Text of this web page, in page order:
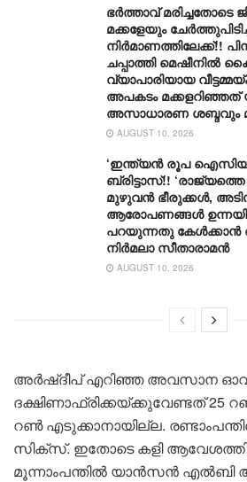
ഭർത്താവ് മരിച്ചതോടെ
മക്കളേയും
നിർമാണത്തിലേക്ക്!!
ചപ്പാത്തി മെഷീനിൽ
വ്യാപാരിയായ
അപകടം മക്കളറിഞ്ഞത്
അസാധാരണ ശബ്ദവും
AUGUST 10, 2026
‘ഇന്ത്യൻ രൂപ
ബ്രിട്ടാസ്!!
മുഴുവൻ ഭീരുക്കൾ,
ആരോപണങ്ങൾ
പറയുന്നതു കേൾക്കാൻ
നിർമലാ സീതാരാമൻ
AUGUST 10, 2026
അര്‍ഷ്ദീപ് എറിഞ്ഞ അവസാന
ദക്ഷിണാഫ്രിക്കയ്ക്കുവേണ്ടത്
റണ്‍ എടുക്കാനായില്ല.
സിക്‌സ്. ഇതോടെ കളി
മൂന്നാംപന്തില്‍ യാന്‍സന്‍ എല്‍ബി